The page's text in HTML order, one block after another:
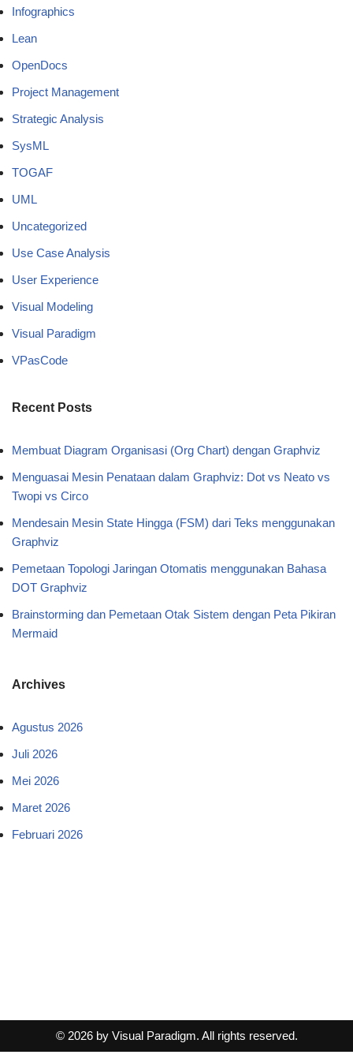
Infographics
Lean
OpenDocs
Project Management
Strategic Analysis
SysML
TOGAF
UML
Uncategorized
Use Case Analysis
User Experience
Visual Modeling
Visual Paradigm
VPasCode
Recent Posts
Membuat Diagram Organisasi (Org Chart) dengan Graphviz
Menguasai Mesin Penataan dalam Graphviz: Dot vs Neato vs
Twopi vs Circo
Mendesain Mesin State Hingga (FSM) dari Teks menggunakan
Graphviz
Pemetaan Topologi Jaringan Otomatis menggunakan Bahasa
DOT Graphviz
Brainstorming dan Pemetaan Otak Sistem dengan Peta Pikiran
Mermaid
Archives
Agustus 2026
Juli 2026
Mei 2026
Maret 2026
Februari 2026
© 2026 by Visual Paradigm. All rights reserved.